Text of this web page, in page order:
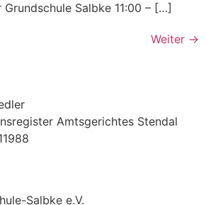
Salbke 11:00 – […]
Weiter →
Amtsgerichtes Stendal
Salbke e.V.